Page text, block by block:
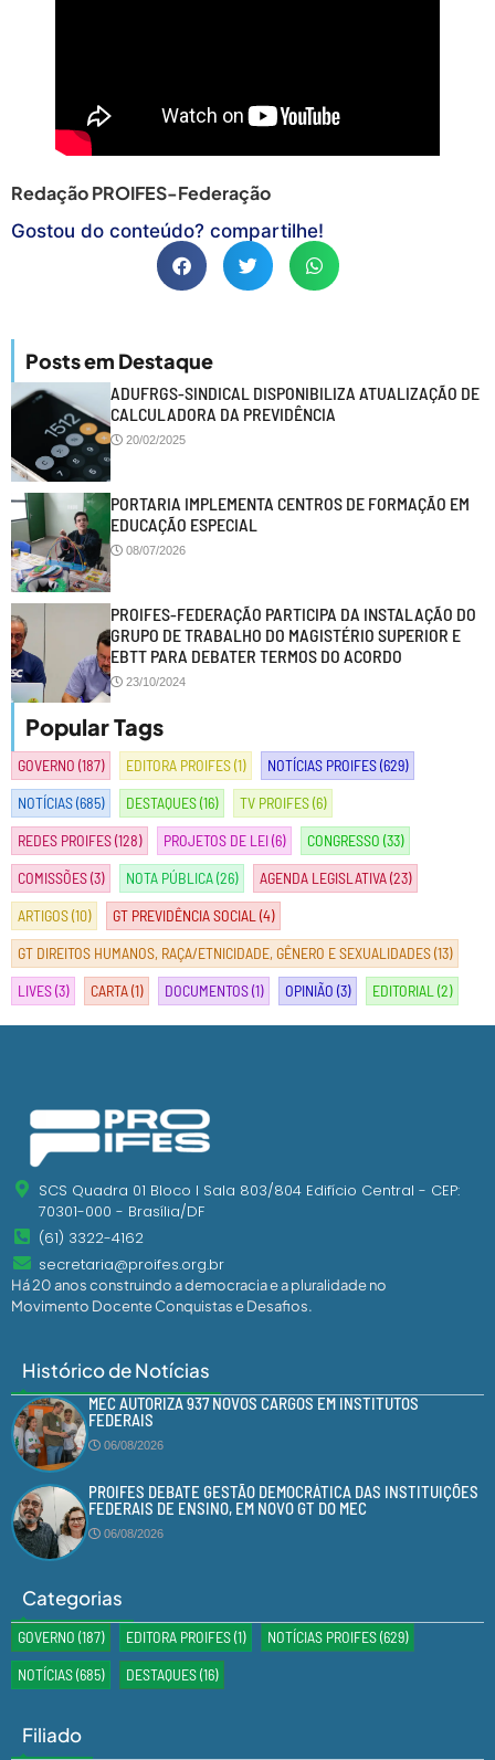
Redação PROIFES-Federação
Gostou do conteúdo? compartilhe!
Posts em Destaque
ADUFRGS-SINDICAL DISPONIBILIZA ATUALIZAÇÃO DE
CALCULADORA DA PREVIDÊNCIA
20/02/2025
PORTARIA IMPLEMENTA CENTROS DE FORMAÇÃO EM
EDUCAÇÃO ESPECIAL
08/07/2026
PROIFES-FEDERAÇÃO PARTICIPA DA INSTALAÇÃO DO
GRUPO DE TRABALHO DO MAGISTÉRIO SUPERIOR E
EBTT PARA DEBATER TERMOS DO ACORDO
23/10/2024
Popular Tags
GOVERNO (187) EDITORA PROIFES(1) NOTÍCIAS PROIFES(629)
NOTÍCIAS(685) DESTAQUES(16) TV PROIFES(6)
REDES PROIFES(128) PROJETOS DE LEI(6) CONGRESSO (33)
COMISSÕES(3) NOTA PÚBLICA(26) AGENDA LEGISLATIVA(23)
ARTIGOS(10) GT PREVIDÊNCIA SOCIAL(4)
GT DIREITOS HUMANOS, RAÇA/ETNICIDADE, GÊNERO E SEXUALIDADES(13)
LIVES(3) CARTA(1) DOCUMENTOS(1) OPINIÃO (3) EDITORIAL(2)
SCS Quadra 01 Bloco I Sala 803/804 Edifício Central - CEP:
70301-000 - Brasília/DF
(61) 3322-4162
secretaria@proifes.org.br
Há 20 anos construindo a democracia e a pluralidade no
Movimento Docente Conquistas e Desafios.
Histórico de Notícias
MEC AUTORIZA 937 NOVOS CARGOS EM INSTITUTOS
FEDERAIS
06/08/2026
PROIFES DEBATE GESTÃO DEMOCRÁTICA DAS INSTITUIÇÕES
FEDERAIS DE ENSINO, EM NOVO GT DO MEC
06/08/2026
Categorias
GOVERNO (187) EDITORA PROIFES(1) NOTÍCIAS PROIFES(629)
NOTÍCIAS(685) DESTAQUES(16)
Filiado